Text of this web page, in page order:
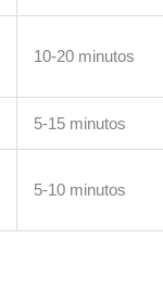
10-20 minutos
5-15 minutos
5-10 minutos